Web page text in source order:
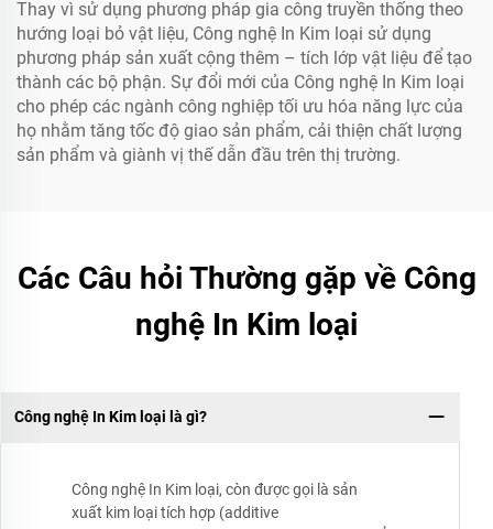
Thay vì sử dụng phương pháp gia công truyền thống theo
hướng loại bỏ vật liệu, Công nghệ In Kim loại sử dụng
phương pháp sản xuất cộng thêm – tích lớp vật liệu để tạo
thành các bộ phận. Sự đổi mới của Công nghệ In Kim loại
cho phép các ngành công nghiệp tối ưu hóa năng lực của
họ nhằm tăng tốc độ giao sản phẩm, cải thiện chất lượng
sản phẩm và giành vị thế dẫn đầu trên thị trường.
Các Câu hỏi Thường gặp về Công
nghệ In Kim loại
Công nghệ In Kim loại là gì?
Công nghệ In Kim loại, còn được gọi là sản
xuất kim loại tích hợp (additive